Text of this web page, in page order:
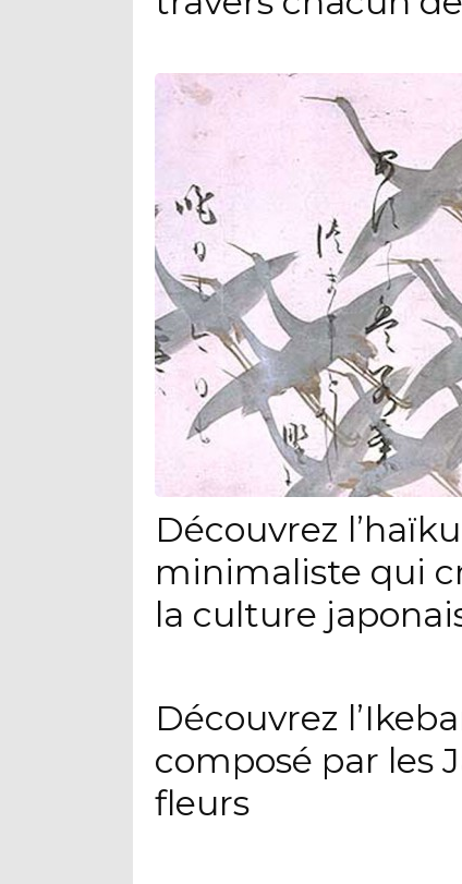
Découvrez
minimaliste qui
la culture
Découvrez
composé par les
fleurs